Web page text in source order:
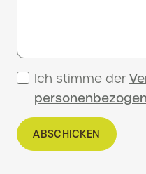
Ich stimme der
ABSCHICKEN